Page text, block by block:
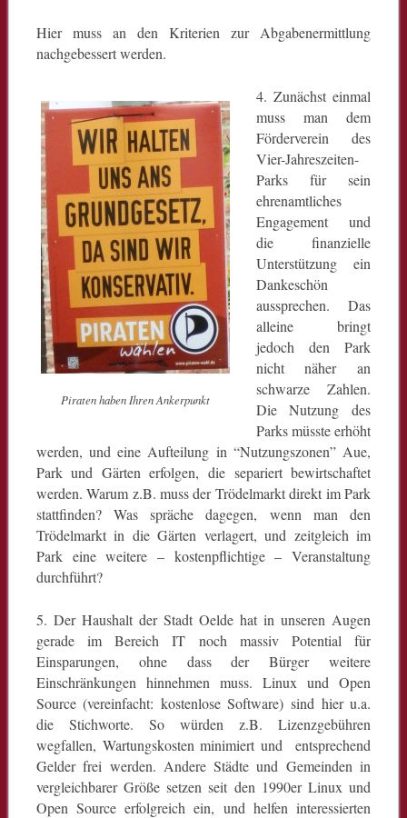
Hier muss an den Kriterien zur Abgabenermittlung
nachgebessert werden.
Piraten haben Ihren Ankerpunkt
4. Zunächst einmal
muss man dem
Förderverein des
Vier-Jahreszeiten-
Parks für sein
ehrenamtliches
Engagement und
die finanzielle
Unterstützung ein
Dankeschön
aussprechen. Das
alleine bringt
jedoch den Park
nicht näher an
schwarze Zahlen.
Die Nutzung des
Parks müsste erhöht
werden, und eine Aufteilung in “Nutzungszonen” Aue,
Park und Gärten erfolgen, die separiert bewirtschaftet
werden. Warum z.B. muss der Trödelmarkt direkt im Park
stattfinden? Was spräche dagegen, wenn man den
Trödelmarkt in die Gärten verlagert, und zeitgleich im
Park eine weitere – kostenpflichtige – Veranstaltung
durchführt?
5. Der Haushalt der Stadt Oelde hat in unseren Augen
gerade im Bereich IT noch massiv Potential für
Einsparungen, ohne dass der Bürger weitere
Einschränkungen hinnehmen muss. Linux und Open
Source (vereinfacht: kostenlose Software) sind hier u.a.
die Stichworte. So würden z.B. Lizenzgebühren
wegfallen, Wartungskosten minimiert und entsprechend
Gelder frei werden. Andere Städte und Gemeinden in
vergleichbarer Größe setzen seit den 1990er Linux und
Open Source erfolgreich ein, und helfen interessierten